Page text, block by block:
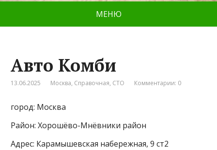
МЕНЮ
Авто Комби
13.06.2025 Москва, Справочная, СТО Комментарии: 0
город: Москва
Район: Хорошёво-Мнёвники район
Адрес: Карамышевская набережная, 9 ст2